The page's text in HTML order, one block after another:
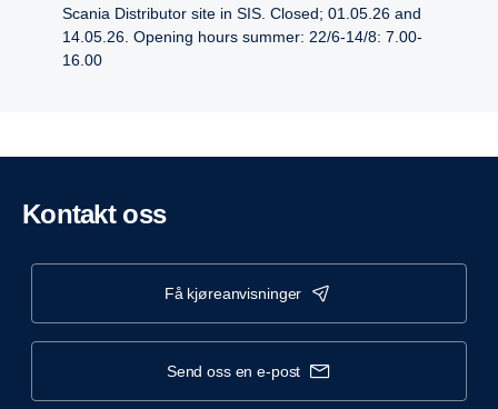
Scania Distributor site in SIS. Closed; 01.05.26 and
14.05.26. Opening hours summer: 22/6-14/8: 7.00-
16.00
Kontakt oss
få kjøreanvisninger
send oss en e-post